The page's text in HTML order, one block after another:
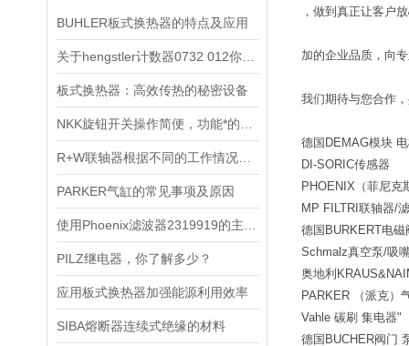
BUHLER板式换热器的特点及应用
板式换热器：高效传热的秘密设备
PARKER气缸的常见事项及原因
PILZ继电器，你了解多少？
应用板式换热器加强能源利用效率
SIBA熔断器连续式绝缘的材料
，做到真正让客户
加的企业品质，向
我们期待与您合作
德国DEMAG模块
DI-SORIC传感器
PHOENIX（菲尼
MP FILTRI联轴器/
德国BURKERT电
Schmalz真空泵/吸
奥地利
PARKER （派克
Vahle 碳刷 集电器
德国BUCHER阀门